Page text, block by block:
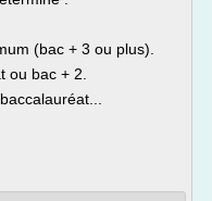
(bac + 3 ou plus).
ou bac + 2.